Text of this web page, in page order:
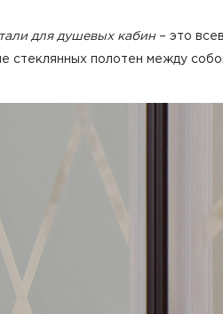
для душевых кабин– это
стеклянных полотен между